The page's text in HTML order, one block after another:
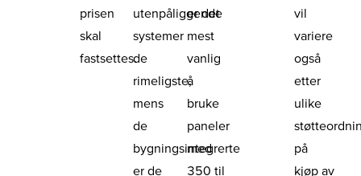
prisen
skal
fastsettes.
utenpåliggende
systemer
de
rimeligste,
mens
de
bygningsintegrerte
er de
er det
mest
vanlig
å
bruke
paneler
med
350 til
vil
variere
også
etter
ulike
på
kjøp av